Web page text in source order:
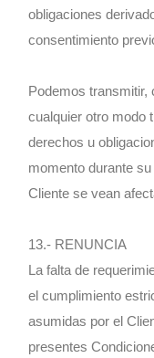
obligaciones
consentimiento
Podemos transmitir,
cualquier otro modo
derechos u
momento durante
Cliente se vean
13.- RENUNCIA
La falta de
el cumplimiento
asumidas por el
presentes